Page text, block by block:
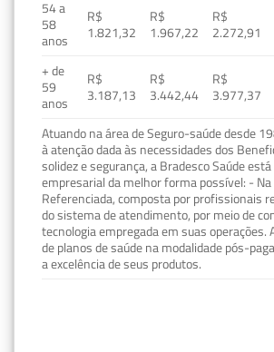
54 a
58
anos
R$
1.821,32
R$
1.967,22
R$
2.272,91
+ de
59
anos
R$
3.187,13
R$
3.442,44
R$
3.977,37
Atuando na área de Seguro-saúde desde
à atenção dada às necessidades dos
solidez e segurança, a Bradesco Saúde
empresarial da melhor forma possível: -
Referenciada, composta por profissionais
do sistema de atendimento, por meio de
tecnologia empregada em suas
de planos de saúde na modalidade pós-
a excelência de seus produtos.